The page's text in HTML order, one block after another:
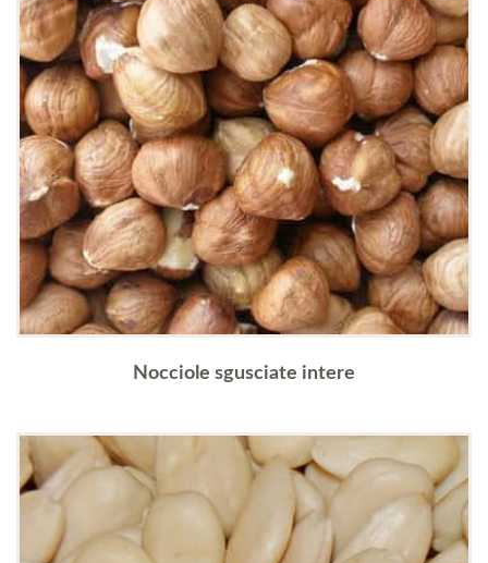
Nocciole sgusciate intere